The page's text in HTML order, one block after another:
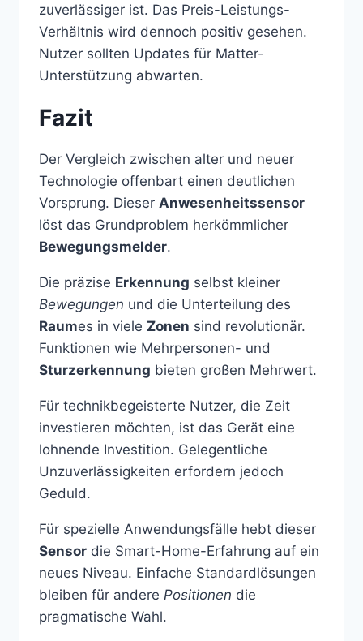
zuverlässiger ist. Das Preis-Leistungs-
Verhältnis wird dennoch positiv gesehen.
Nutzer sollten Updates für Matter-
Unterstützung abwarten.
Fazit
Der Vergleich zwischen alter und neuer
Technologie offenbart einen deutlichen
Vorsprung. Dieser Anwesenheitssensor
löst das Grundproblem herkömmlicher
Bewegungsmelder.
Die präzise Erkennung selbst kleiner
Bewegungen und die Unterteilung des
Raumes in viele Zonen sind revolutionär.
Funktionen wie Mehrpersonen- und
Sturzerkennung bieten großen Mehrwert.
Für technikbegeisterte Nutzer, die Zeit
investieren möchten, ist das Gerät eine
lohnende Investition. Gelegentliche
Unzuverlässigkeiten erfordern jedoch
Geduld.
Für spezielle Anwendungsfälle hebt dieser
Sensor die Smart-Home-Erfahrung auf ein
neues Niveau. Einfache Standardlösungen
bleiben für andere Positionen die
pragmatische Wahl.